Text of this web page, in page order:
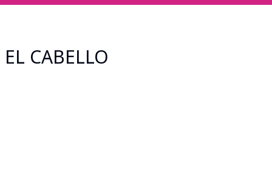
CABELLO